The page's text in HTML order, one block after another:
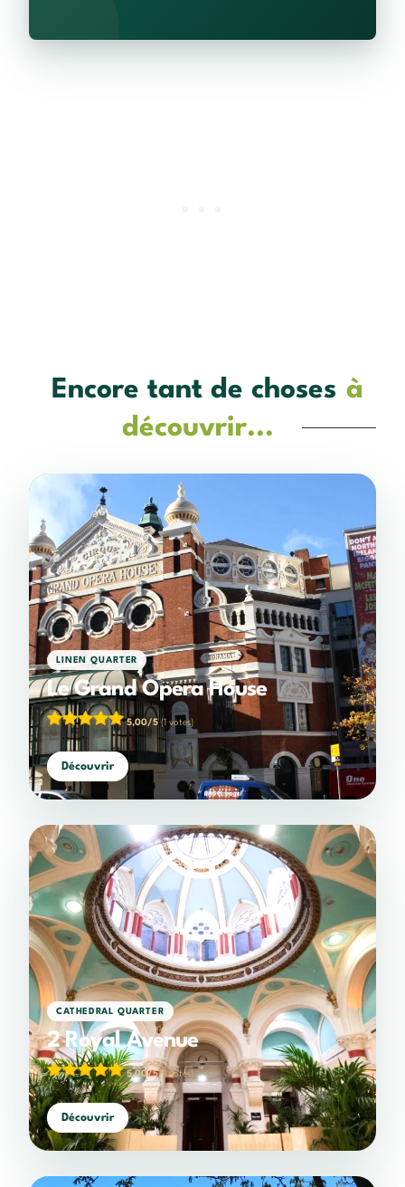
Encore tant de choses à
découvrir...
LINEN QUARTER
Le Grand Opera House
5,00/5(1 votes)
Découvrir
CATHEDRAL QUARTER
2 Royal Avenue
5,00/5(1 votes)
Découvrir